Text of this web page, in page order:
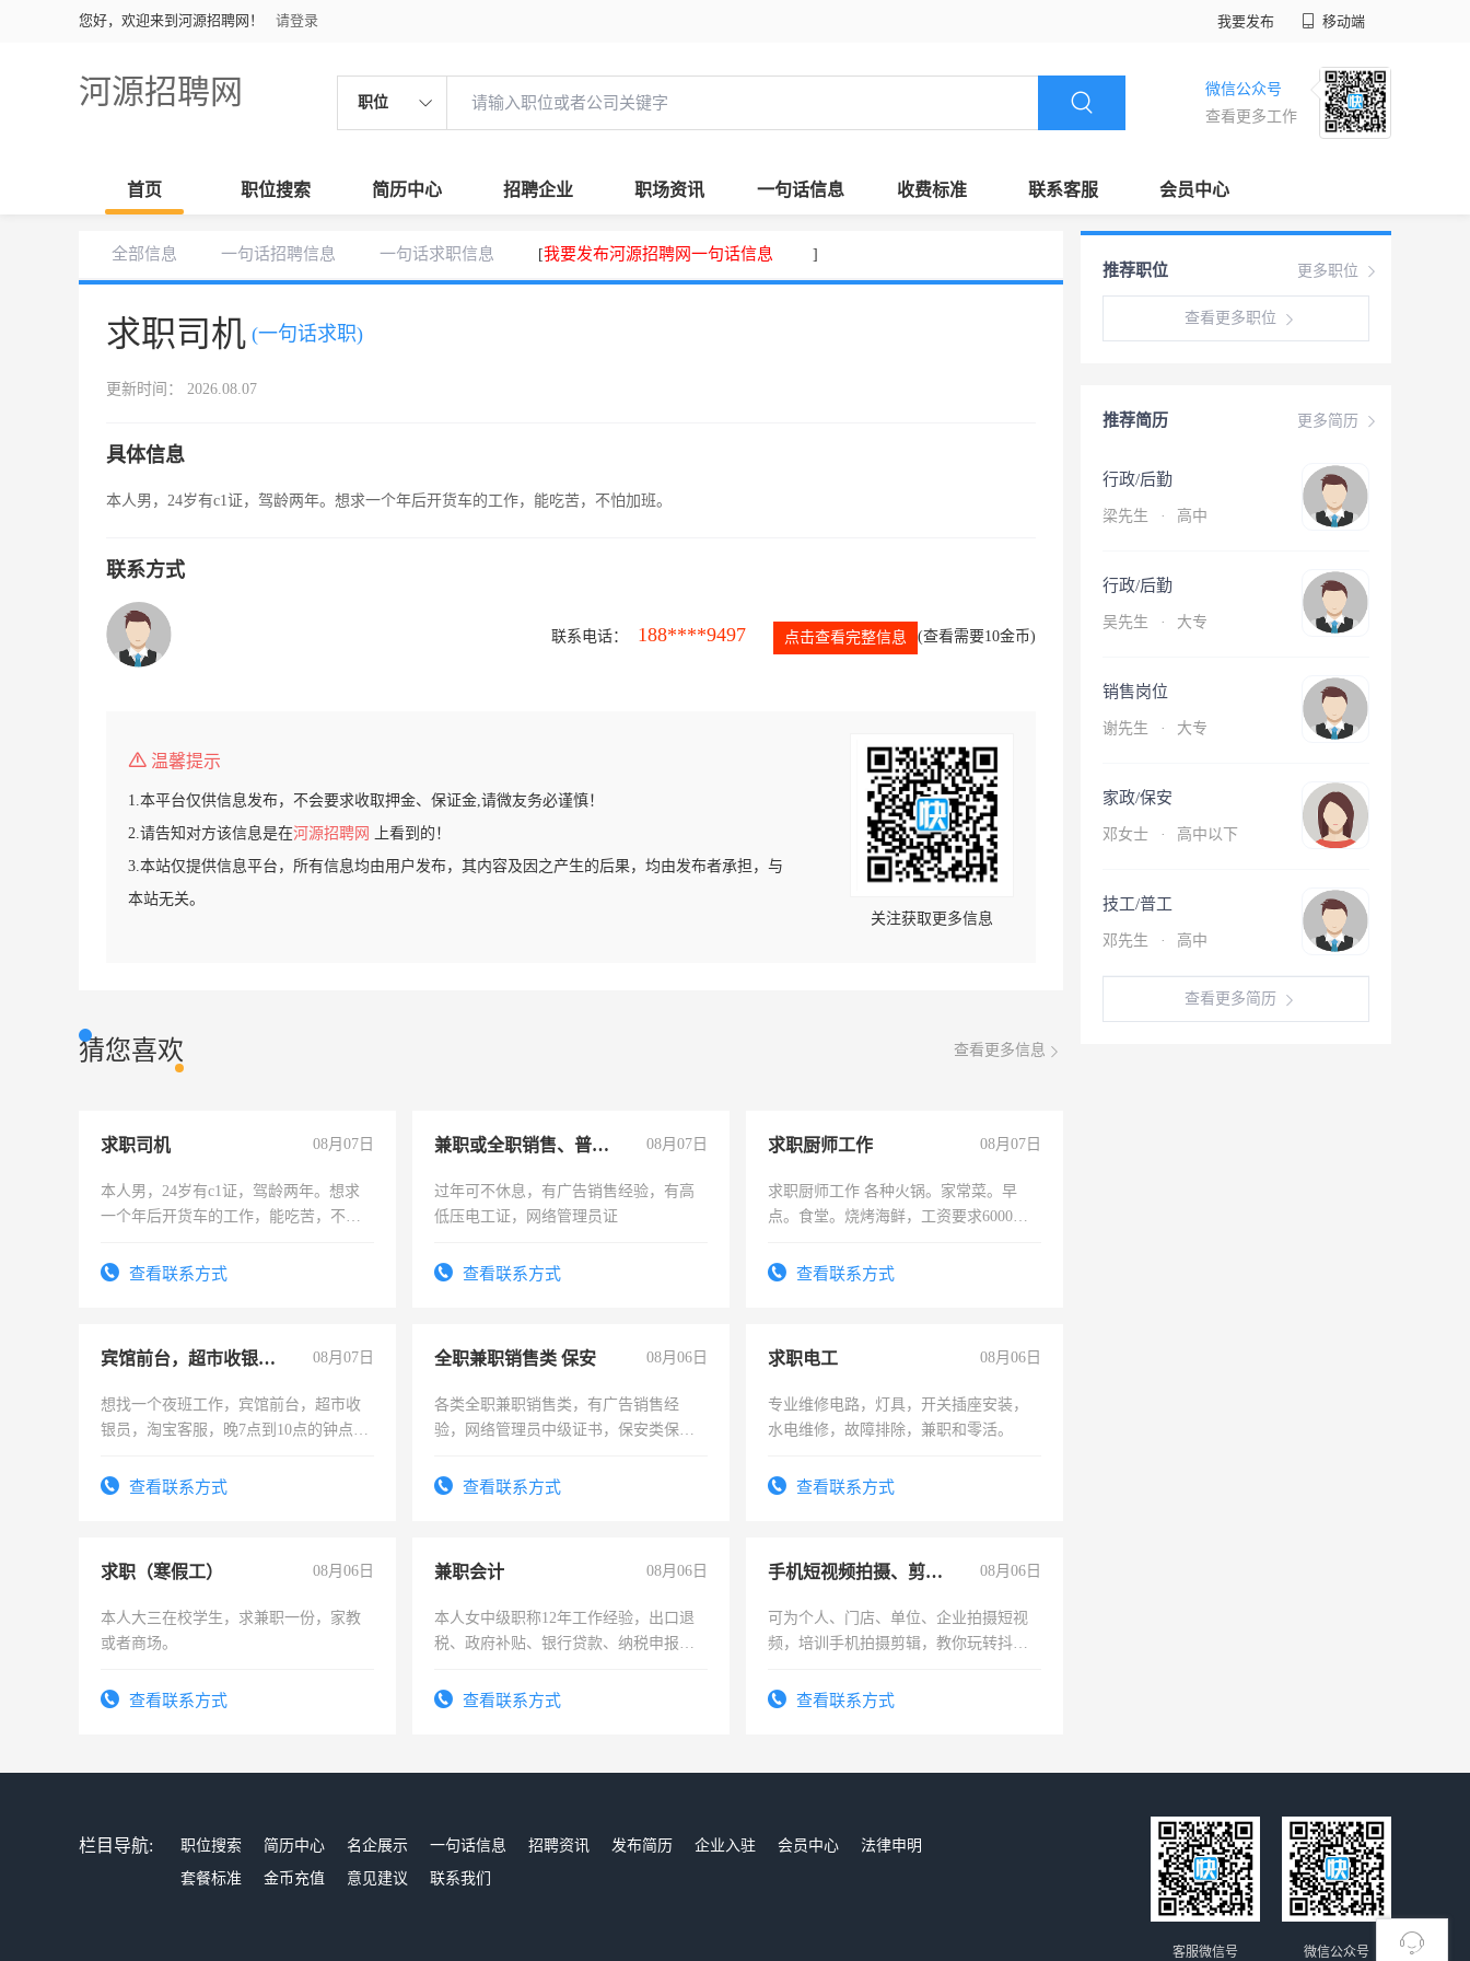
您好，欢迎来到河源招聘网！ 请登录 我要发布 移动端
河源招聘网 职位
微信公众号
查看更多工作
首页 职位搜索 简历中心 招聘企业 职场资讯 一句话信息 收费标准 联系客服 会员中心
全部信息 一句话招聘信息 一句话求职信息 [我要发布河源招聘网一句话信息 ]
求职司机 (一句话求职)
更新时间： 2026.08.07
具体信息
本人男，24岁有c1证，驾龄两年。想求一个年后开货车的工作，能吃苦，不怕加班。
联系方式
联系电话： 188****9497 点击查看完整信息 (查看需要10金币)
温馨提示
1.本平台仅供信息发布，不会要求收取押金、保证金,请微友务必谨慎！
2.请告知对方该信息是在河源招聘网
上看到的！
3.本站仅提供信息平台，所有信息均由用户发布，其内容及因之产生的后果，均由发布者承担，与
本站无关。
关注获取更多信息
猜您喜欢 查看更多信息
求职司机 08月07日
本人男，24岁有c1证，驾龄两年。想求
一个年后开货车的工作，能吃苦，不怕
查看联系方式
兼职或全职销售、普工、维修 08月07日
过年可不休息，有广告销售经验，有高
低压电工证，网络管理员证
查看联系方式
求职厨师工作 08月07日
求职厨师工作 各种火锅。家常菜。早
点。食堂。烧烤海鲜，工资要求6000以
查看联系方式
宾馆前台，超市收银员，淘宝客服 08月07日
想找一个夜班工作，宾馆前台，超市收
银员，淘宝客服，晚7点到10点的钟点
号同微信查看联系方式
全职兼职销售类 保安 08月06日
各类全职兼职销售类，有广告销售经
验，网络管理员中级证书，保安类保安
有高低压电工证和十几年工作经验
查看联系方式
求职电工 08月06日
专业维修电路，灯具，开关插座安装，
水电维修，故障排除，兼职和零活。
查看联系方式
求职（寒假工） 08月06日
本人大三在校学生，求兼职一份，家教
或者商场。
查看联系方式
兼职会计 08月06日
本人女中级职称12年工作经验，出口退
税、政府补贴、银行贷款、纳税申报、
务，财务咨询等业务。欲求兼职会计工
查看联系方式
手机短视频拍摄、剪辑、抖音快手 08月06日
可为个人、门店、单位、企业拍摄短视
频，培训手机拍摄剪辑，教你玩转抖音
频，培训手机拍摄剪辑，教你玩转抖
查看联系方式
更多职位
推荐职位
查看更多职位
更多简历
推荐简历
行政/后勤
梁先生 · 高中
行政/后勤
吴先生 · 大专
销售岗位
谢先生 · 大专
家政/保安
邓女士 · 高中以下
技工/普工
邓先生 · 高中
查看更多简历
栏目导航: 职位搜索 简历中心 名企展示 一句话信息 招聘资讯 发布简历 企业入驻 会员中心
法律申明
套餐标准
金币充值 意见建议 联系我们
微信公众号
客服微信号